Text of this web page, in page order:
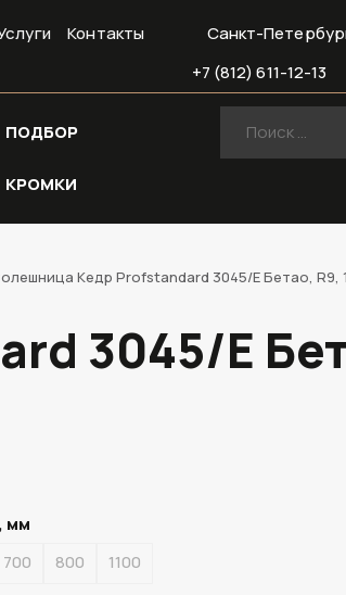
Контакты
Санкт-
+7 (812) 611-12-13
ПОДБОР
КРОМКИ
Кедр Profstandard 3045/E Бетао, R9,
3045/E
мм
700 800
1100